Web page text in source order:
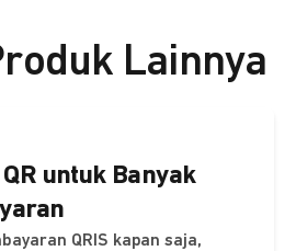
Lainnya
untuk Banyak
QRIS kapan saja,